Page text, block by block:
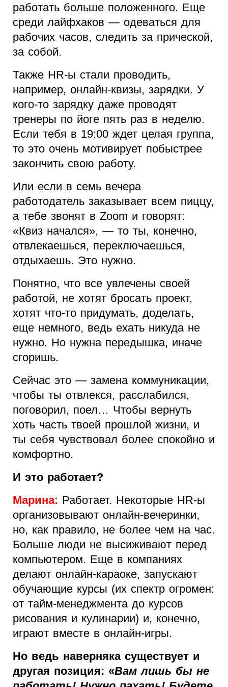
работать больше положенного. Еще
среди лайфхаков — одеваться для
рабочих часов, следить за прической,
за собой.
Также HR-ы стали проводить,
например, онлайн-квизы, зарядки. У
кого-то зарядку даже проводят
тренеры по йоге пять раз в неделю.
Если тебя в 19:00 ждет целая группа,
то это очень мотивирует побыстрее
закончить свою работу.
Или если в семь вечера
работодатель заказывает всем пиццу,
а тебе звонят в Zoom и говорят:
«Квиз начался», — то ты, конечно,
отвлекаешься, переключаешься,
отдыхаешь. Это нужно.
Понятно, что все увлечены своей
работой, не хотят бросать проект,
хотят что-то придумать, доделать,
еще немного, ведь ехать никуда не
нужно. Но нужна передышка, иначе
сгоришь.
Сейчас это — замена коммуникации,
чтобы ты отвлекся, расслабился,
поговорил, поел… Чтобы вернуть
хоть часть твоей прошлой жизни, и
ты себя чувствовал более спокойно и
комфортно.
И это работает?
Марина: Работает. Некоторые HR-ы
организовывают онлайн-вечеринки,
но, как правило, не более чем на час.
Больше люди не высиживают перед
компьютером. Еще в компаниях
делают онлайн-караоке, запускают
обучающие курсы (их спектр огромен:
от тайм-менеджмента до курсов
рисования и кулинарии) и, конечно,
играют вместе в онлайн-игры.
Но ведь наверняка существует и
другая позиция: «Вам лишь бы не